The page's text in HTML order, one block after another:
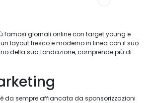
famosi giornali online con target young e
layout fresco e moderno in linea con il suo
della sua fondazione, comprende più di
da sempre affiancata da sponsorizzazioni